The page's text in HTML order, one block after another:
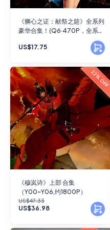
《狮心之证：献祭之筵》全系列
豪华合集！(Q6·470P，全系列
US$17.75
22% OFF
《穆岚诗》上部 合集
（Y00~Y06,约1800P）
US$47.33
US$36.98